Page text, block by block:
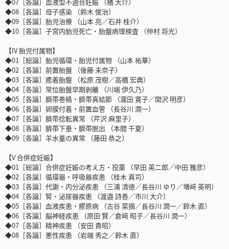
◆08［各論］母子感染 （鈴木 俊治）
◆09［各論］胎児治療 （山本 亮／石井 桂介）
◆10［各論］子宮内胎児死亡・胎盤病理検査 （仲村 将光）
【IV 胎児付属物】
◆01［総論］胎児循環・胎児付属物 （山本 祐華）
◆02［各論］前置胎盤 （後藤 未奈子）
◆03［各論］癒着胎盤 （松原 茂樹／高橋 宏典）
◆04［各論］常位胎盤早期剥離 （川端 伊久乃）
◆05［各論］臍帯巻絡・臍帯真結節 （瀧田 寛子／関沢 明彦）
◆06［各論］卵膜付着・前置血管 （長谷川 潤一）
◆07［各論］臍帯捻転異常 （芹沢 麻里子）
◆08［各論］臍帯下垂・臍帯脱出 （本間 千夏）
◆09［各論］羊水量の異常 （藤田 恭之）
【V 合併症妊娠】
◆01［総論］合併症妊娠の考え方・投薬 （早田 英二郎／中田 雅彦）
◆02［各論］循環器・呼吸器疾患 （桂木 真司）
◆03［各論］代謝・内分泌疾患 （三浦 清徳／長谷川 ゆり／増﨑 英明）
◆04［各論］腎・泌尿器疾患 （渡邉 詩香／市川 大介）
◆05［各論］血液疾患・膠原病 （古谷 菜摘／長谷川 潤一／鈴木 直）
◆06［各論］脳神経疾患 （原田 賢／倉﨑 昭子／長谷川 潤一）
◆07［各論］精神疾患 （安田 貴昭）
◆08［各論］悪性疾患 （岩端 秀之／鈴木 直）